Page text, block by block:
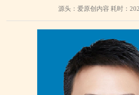
源头：爱原创内容 耗时：